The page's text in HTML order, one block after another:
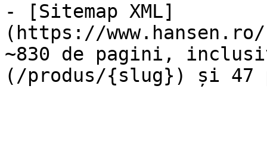
- [Sitemap XML]
(https://
~830 de pagini,